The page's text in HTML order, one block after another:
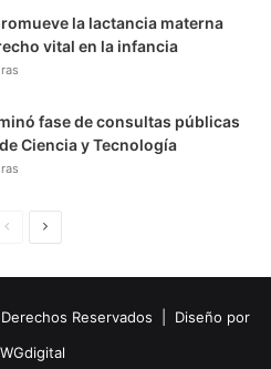
la lactancia materna
vital en la infancia
fase de consultas públicas
Ciencia y Tecnología
i
n
u
i
Reservados | Diseño por
WGdigital